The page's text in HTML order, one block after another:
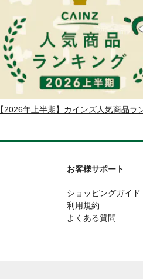
【2026年上半期】カインズ人気商品ラ
お客様サポート
ショッピングガイド
利用規約
よくある質問